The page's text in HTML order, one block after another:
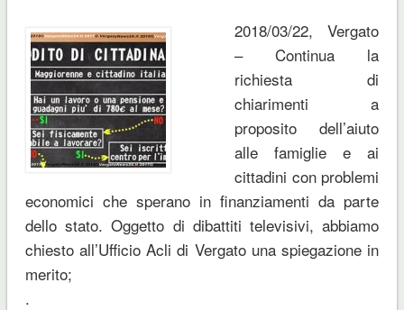
2018/03/22, Vergato
– Continua la
richiesta di
chiarimenti a
proposito dell’aiuto
alle famiglie e ai
cittadini con problemi
economici che sperano in finanziamenti da parte
dello stato. Oggetto di dibattiti televisivi, abbiamo
chiesto all’Ufficio Acli di Vergato una spiegazione in
merito;
.